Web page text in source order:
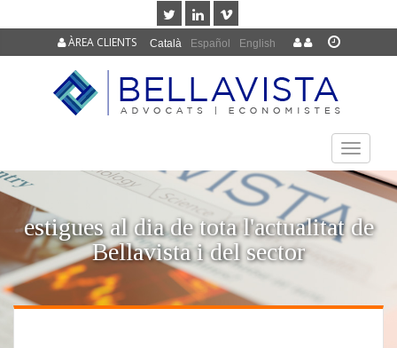
Català Español English
ÀREA CLIENTS
TOGGLE
estigues al dia de tota l'actualitat de
Bellavista i del sector